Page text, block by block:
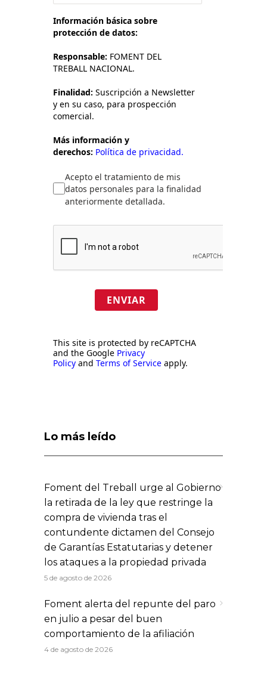
Información básica sobre
protección de datos:
Responsable: FOMENT DEL
TREBALL NACIONAL.
Finalidad: Suscripción a Newsletter
y en su caso, para prospección
comercial.
Más información y
derechos: Política de privacidad.
Acepto el tratamiento de mis
datos personales para la finalidad
anteriormente detallada.
ENVIAR
This site is protected by reCAPTCHA
and the Google Privacy
Policy and Terms of Service apply.
Lo más leído
Foment del Treball urge al Gobierno
la retirada de la ley que restringe la
compra de vivienda tras el
contundente dictamen del Consejo
de Garantías Estatutarias y detener
los ataques a la propiedad privada
5 de agosto de 2026
Foment alerta del repunte del paro
en julio a pesar del buen
comportamiento de la afiliación
4 de agosto de 2026